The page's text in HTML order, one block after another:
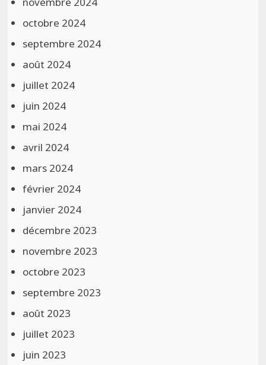
octobre 2024
septembre 2024
août 2024
juillet 2024
juin 2024
mai 2024
avril 2024
mars 2024
février 2024
janvier 2024
décembre 2023
novembre 2023
octobre 2023
septembre 2023
août 2023
juillet 2023
juin 2023